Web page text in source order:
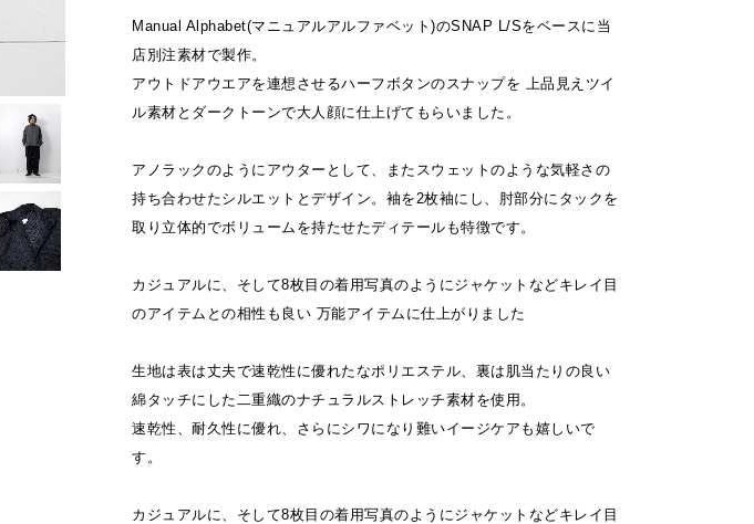
Manual Alphabet(マニュアルアルファベット)のSNAP L/Sをベースに当
店別注素材で製作。
アウトドアウエアを連想させるハーフボタンのスナップを 上品見えツイ
ル素材とダークトーンで大人顔に仕上げてもらいました。
アノラックのようにアウターとして、またスウェットのような気軽さの
持ち合わせたシルエットとデザイン。袖を2枚袖にし、肘部分にタックを
取り立体的でボリュームを持たせたディテールも特徴です。
カジュアルに、そして8枚目の着用写真のようにジャケットなどキレイ目
のアイテムとの相性も良い 万能アイテムに仕上がりました
生地は表は丈夫で速乾性に優れたなポリエステル、裏は肌当たりの良い
綿タッチにした二重織のナチュラルストレッチ素材を使用。
速乾性、耐久性に優れ、さらにシワになり難いイージケアも嬉しいで
す。
カジュアルに、そして8枚目の着用写真のようにジャケットなどキレイ目